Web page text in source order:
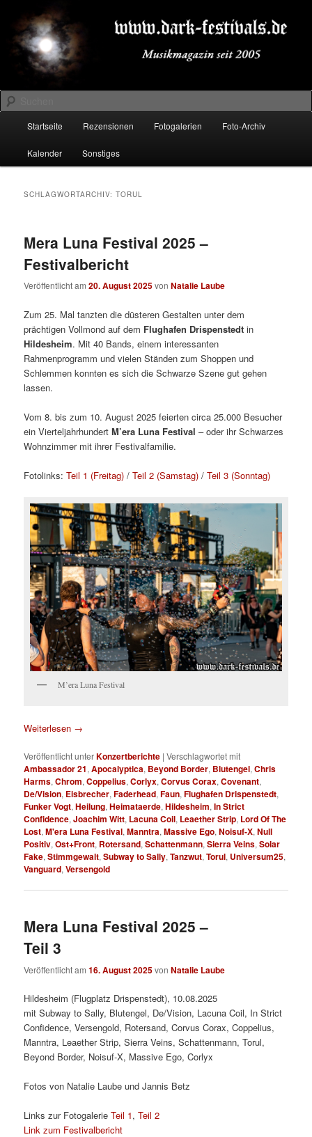
primären
Inhalt
springen
sekundären
Inhalt
springenDARK-FESTIVALS.DE
Suchen
Startseite Rezensionen Fotogalerien Foto-Archiv
Kalender Sonstiges
SCHLAGWORTARCHIV:TORUL
Mera Luna Festival 2025 –
Festivalbericht
Veröffentlicht am20. August 2025vonNatalie Laube
Zum 25. Mal tanzten die düsteren Gestalten unter dem
prächtigen Vollmond auf dem Flughafen Drispenstedt in
Hildesheim. Mit 40 Bands, einem interessanten
Rahmenprogramm und vielen Ständen zum Shoppen und
Schlemmen konnten es sich die Schwarze Szene gut gehen
lassen.
Vom 8. bis zum 10. August 2025 feierten circa 25.000 Besucher
ein VierteljahrhundertM’era Luna Festival – oder ihr Schwarzes
Wohnzimmer mit ihrer Festivalfamilie.
Fotolinks:Teil 1 (Freitag) /Teil 2 (Samstag) /Teil 3 (Sonntag)
M’era Luna Festival
Weiterlesen →
Veröffentlicht unterKonzertberichte |Verschlagwortet mit
Ambassador 21,Apocalyptica, Beyond Border, Blutengel,Chris
Harms,Chrom,Coppelius,Corlyx,Corvus Corax,Covenant,
De/Vision, Eisbrecher,Faderhead,Faun,Flughafen Drispenstedt,
Funker Vogt,Heilung,Heimataerde,Hildesheim,In Strict
Confidence,Joachim Witt, Lacuna Coil, Leaether Strip, Lord Of The
Lost,M'era Luna Festival,Manntra,Massive Ego,Noisuf-X,Null
Positiv,Ost+Front, Rotersand,Schattenmann,Sierra Veins,Solar
Fake,Stimmgewalt,Subway to Sally,Tanzwut,Torul, Universum25,
Vanguard,Versengold
Mera Luna Festival 2025 –
Teil 3
Veröffentlicht am16. August 2025vonNatalie Laube
Hildesheim (Flugplatz Drispenstedt), 10.08.2025
mit Subway to Sally, Blutengel, De/Vision, Lacuna Coil, In Strict
Confidence, Versengold, Rotersand, Corvus Corax, Coppelius,
Manntra, Leaether Strip, Sierra Veins, Schattenmann, Torul,
Beyond Border, Noisuf-X, Massive Ego, Corlyx
Fotos von Natalie Laube und Jannis Betz
Links zur FotogalerieTeil 1,Teil 2
Link zum Festivalbericht